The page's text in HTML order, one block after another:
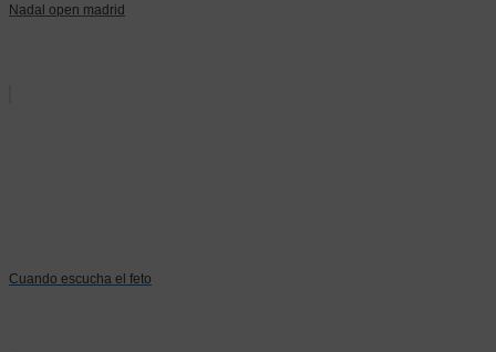
Nadal open madrid
Cuando escucha el feto